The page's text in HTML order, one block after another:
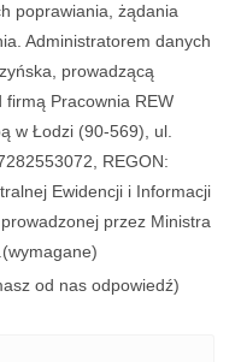
poprawiania, żądania
Administratorem danych
prowadzącą
firmą Pracownia REW
w Łodzi (90-569), ul.
REGON:
Ewidencji i Informacji
przez Ministra
(wymagane)
od nas odpowiedź)